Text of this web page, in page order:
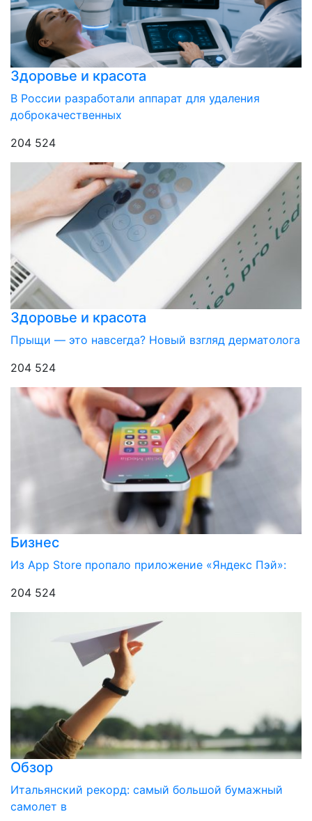
Здоровье и красота
В России разработали аппарат для удаления
доброкачественных
204 524
Здоровье и красота
Прыщи — это навсегда? Новый взгляд дерматолога
204 524
Бизнес
Из App Store пропало приложение «Яндекс Пэй»:
204 524
Обзор
Итальянский рекорд: самый большой бумажный
самолет в